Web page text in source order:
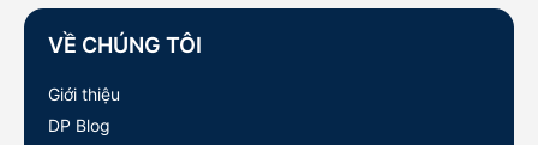
VỀ CHÚNG TÔI
Giới thiệu
DP Blog